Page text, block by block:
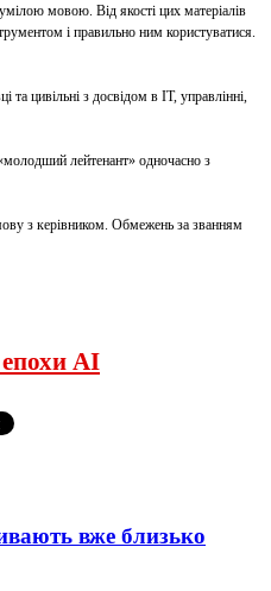
мовою. Від якості цих матеріалів
і правильно ним користуватися.
цивільні з досвідом в IT, управлінні,
лейтенант» одночасно з
з керівником. Обмежень за званням
AI
вже близько